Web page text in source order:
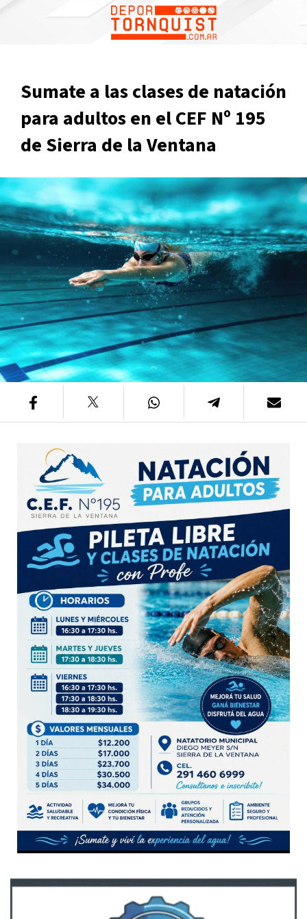
Sumate a las clases de natación
para adultos en el CEF Nº 195
de Sierra de la Ventana